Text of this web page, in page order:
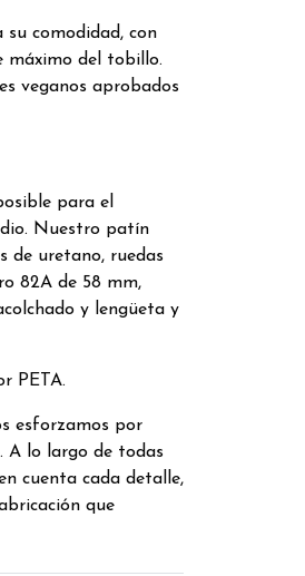
su comodidad, con
máximo del tobillo.
veganos aprobados
para el
Nuestro patín
de uretano, ruedas
82A de 58 mm,
y lengüeta y
PETA.
esforzamos por
A lo largo de todas
cuenta cada detalle,
que